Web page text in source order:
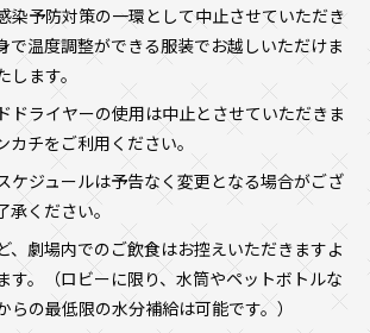
染予防対策の一環として中止させていただき
で温度調整ができる服装でお越しいただけま
ます。
ドライヤーの使用は中止とさせていただきま
カチをご利用ください。
ケジュールは予告なく変更となる場合がござ
ください。
、劇場内でのご飲食はお控えいただきますよ
す。（ロビーに限り、水筒やペットボトルな
らの最低限の水分補給は可能です。）